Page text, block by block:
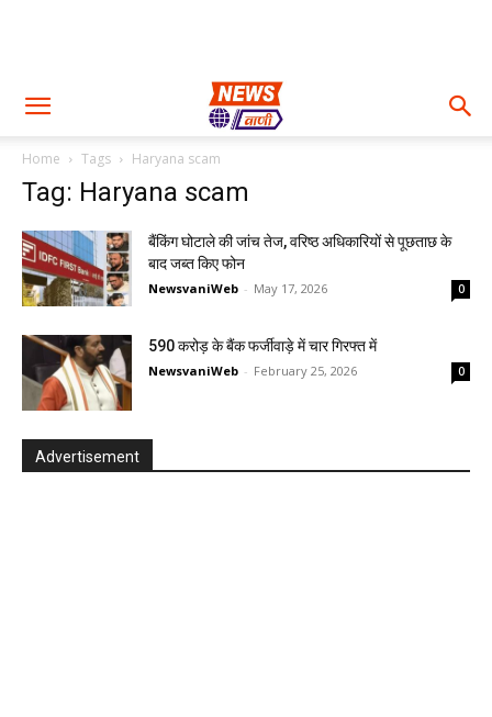
Home Tags Haryana scam
Tag: Haryana scam
बैंकिंग घोटाले की जांच तेज, वरिष्ठ अधिकारियों से पूछताछ के
बाद जब्त किए फोन
NewsvaniWeb - May 17, 2026 0
590 करोड़ के बैंक फर्जीवाड़े में चार गिरफ्त में
NewsvaniWeb - February 25, 2026 0
Advertisement